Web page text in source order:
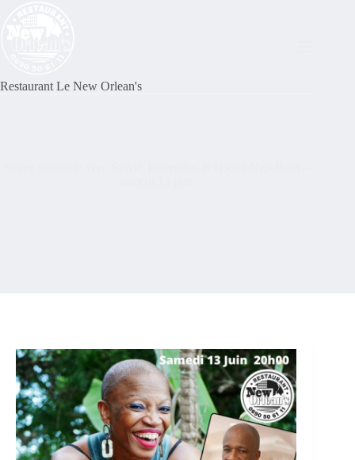
Restaurant Le New Orlean's